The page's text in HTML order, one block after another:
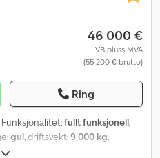
46 000 €
VB pluss MVA
(55 200 € brutto)
Ring
Funksjonalitet:fullt funksjonell,
gul, driftsvekt:9 000 kg,